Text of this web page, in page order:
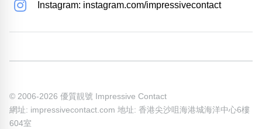
Instagram: instagram.com/impressivecontact
© 2006-2026 優質靚號 Impressive Contact
網址: impressivecontact.com 地址: 香港尖沙咀海港城海洋中心6樓
604室